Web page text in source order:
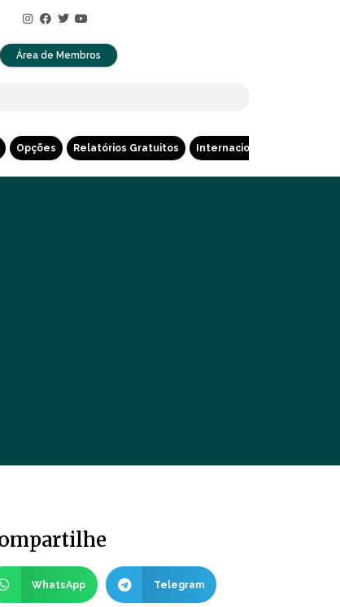
Área de Membros
Opções Relatórios Gratuitos Internacional
WhatsApp Telegram